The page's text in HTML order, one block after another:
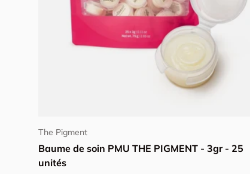
The Pigment
Baume de soin PMU THE PIGMENT - 3gr - 25
unités